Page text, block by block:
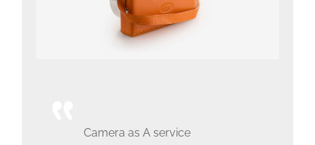
Camera as A service